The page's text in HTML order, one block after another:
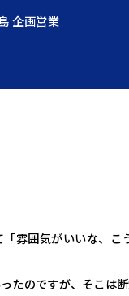
企画営業
雰囲気がいいな、こ
たのですが、そこは